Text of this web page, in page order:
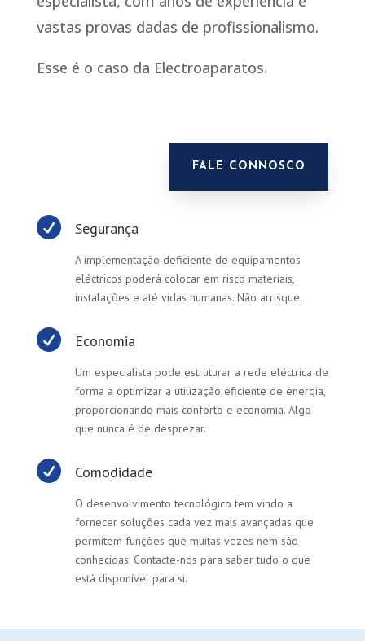
vastas provas dadas de profissionalismo.
Esse é o caso da Electroaparatos.
FALE CONNOSCO
 Segurança
A implementação deficiente de equipamentos
eléctricos poderá colocar em risco materiais,
instalações e até vidas humanas. Não arrisque.
 Economia
Um especialista pode estruturar a rede eléctrica de
forma a optimizar a utilização eficiente de energia,
proporcionando mais conforto e economia. Algo
que nunca é de desprezar.
 Comodidade
O desenvolvimento tecnológico tem vindo a
fornecer soluções cada vez mais avançadas que
permitem funções que muitas vezes nem são
conhecidas. Contacte-nos para saber tudo o que
está disponível para si.